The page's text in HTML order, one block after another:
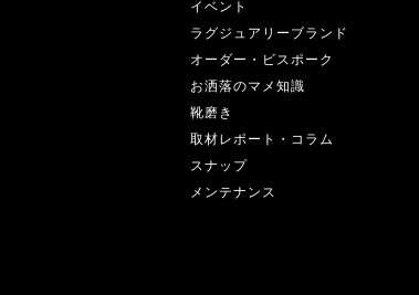
イベント
ラグジュアリーブランド
オーダー・ビスポーク
お洒落のマメ知識
靴磨き
取材レポート・コラム
スナップ
メンテナンス